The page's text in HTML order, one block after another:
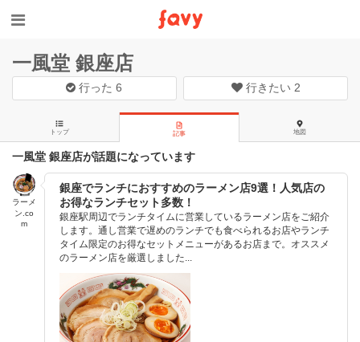
一風堂 銀座店
行った6 行きたい 2
トップ 記事 地図
一風堂 銀座店が話題になっています
ラーメ
ン.co
m
銀座でランチにおすすめのラーメン店9選！人気店の
お得なランチセット多数！
銀座駅周辺でランチタイムに営業しているラーメン店をご紹介
します。通し営業で遅めのランチでも食べられるお店やランチ
タイム限定のお得なセットメニューがあるお店まで。オススメ
のラーメン店を厳選しました...